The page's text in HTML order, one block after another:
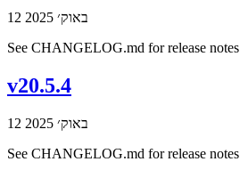
12 באוק׳ 2025
See CHANGELOG.md for release notes
v20.5.4
12 באוק׳ 2025
See CHANGELOG.md for release notes